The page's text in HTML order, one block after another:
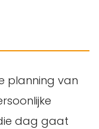
planning van
dag gaat